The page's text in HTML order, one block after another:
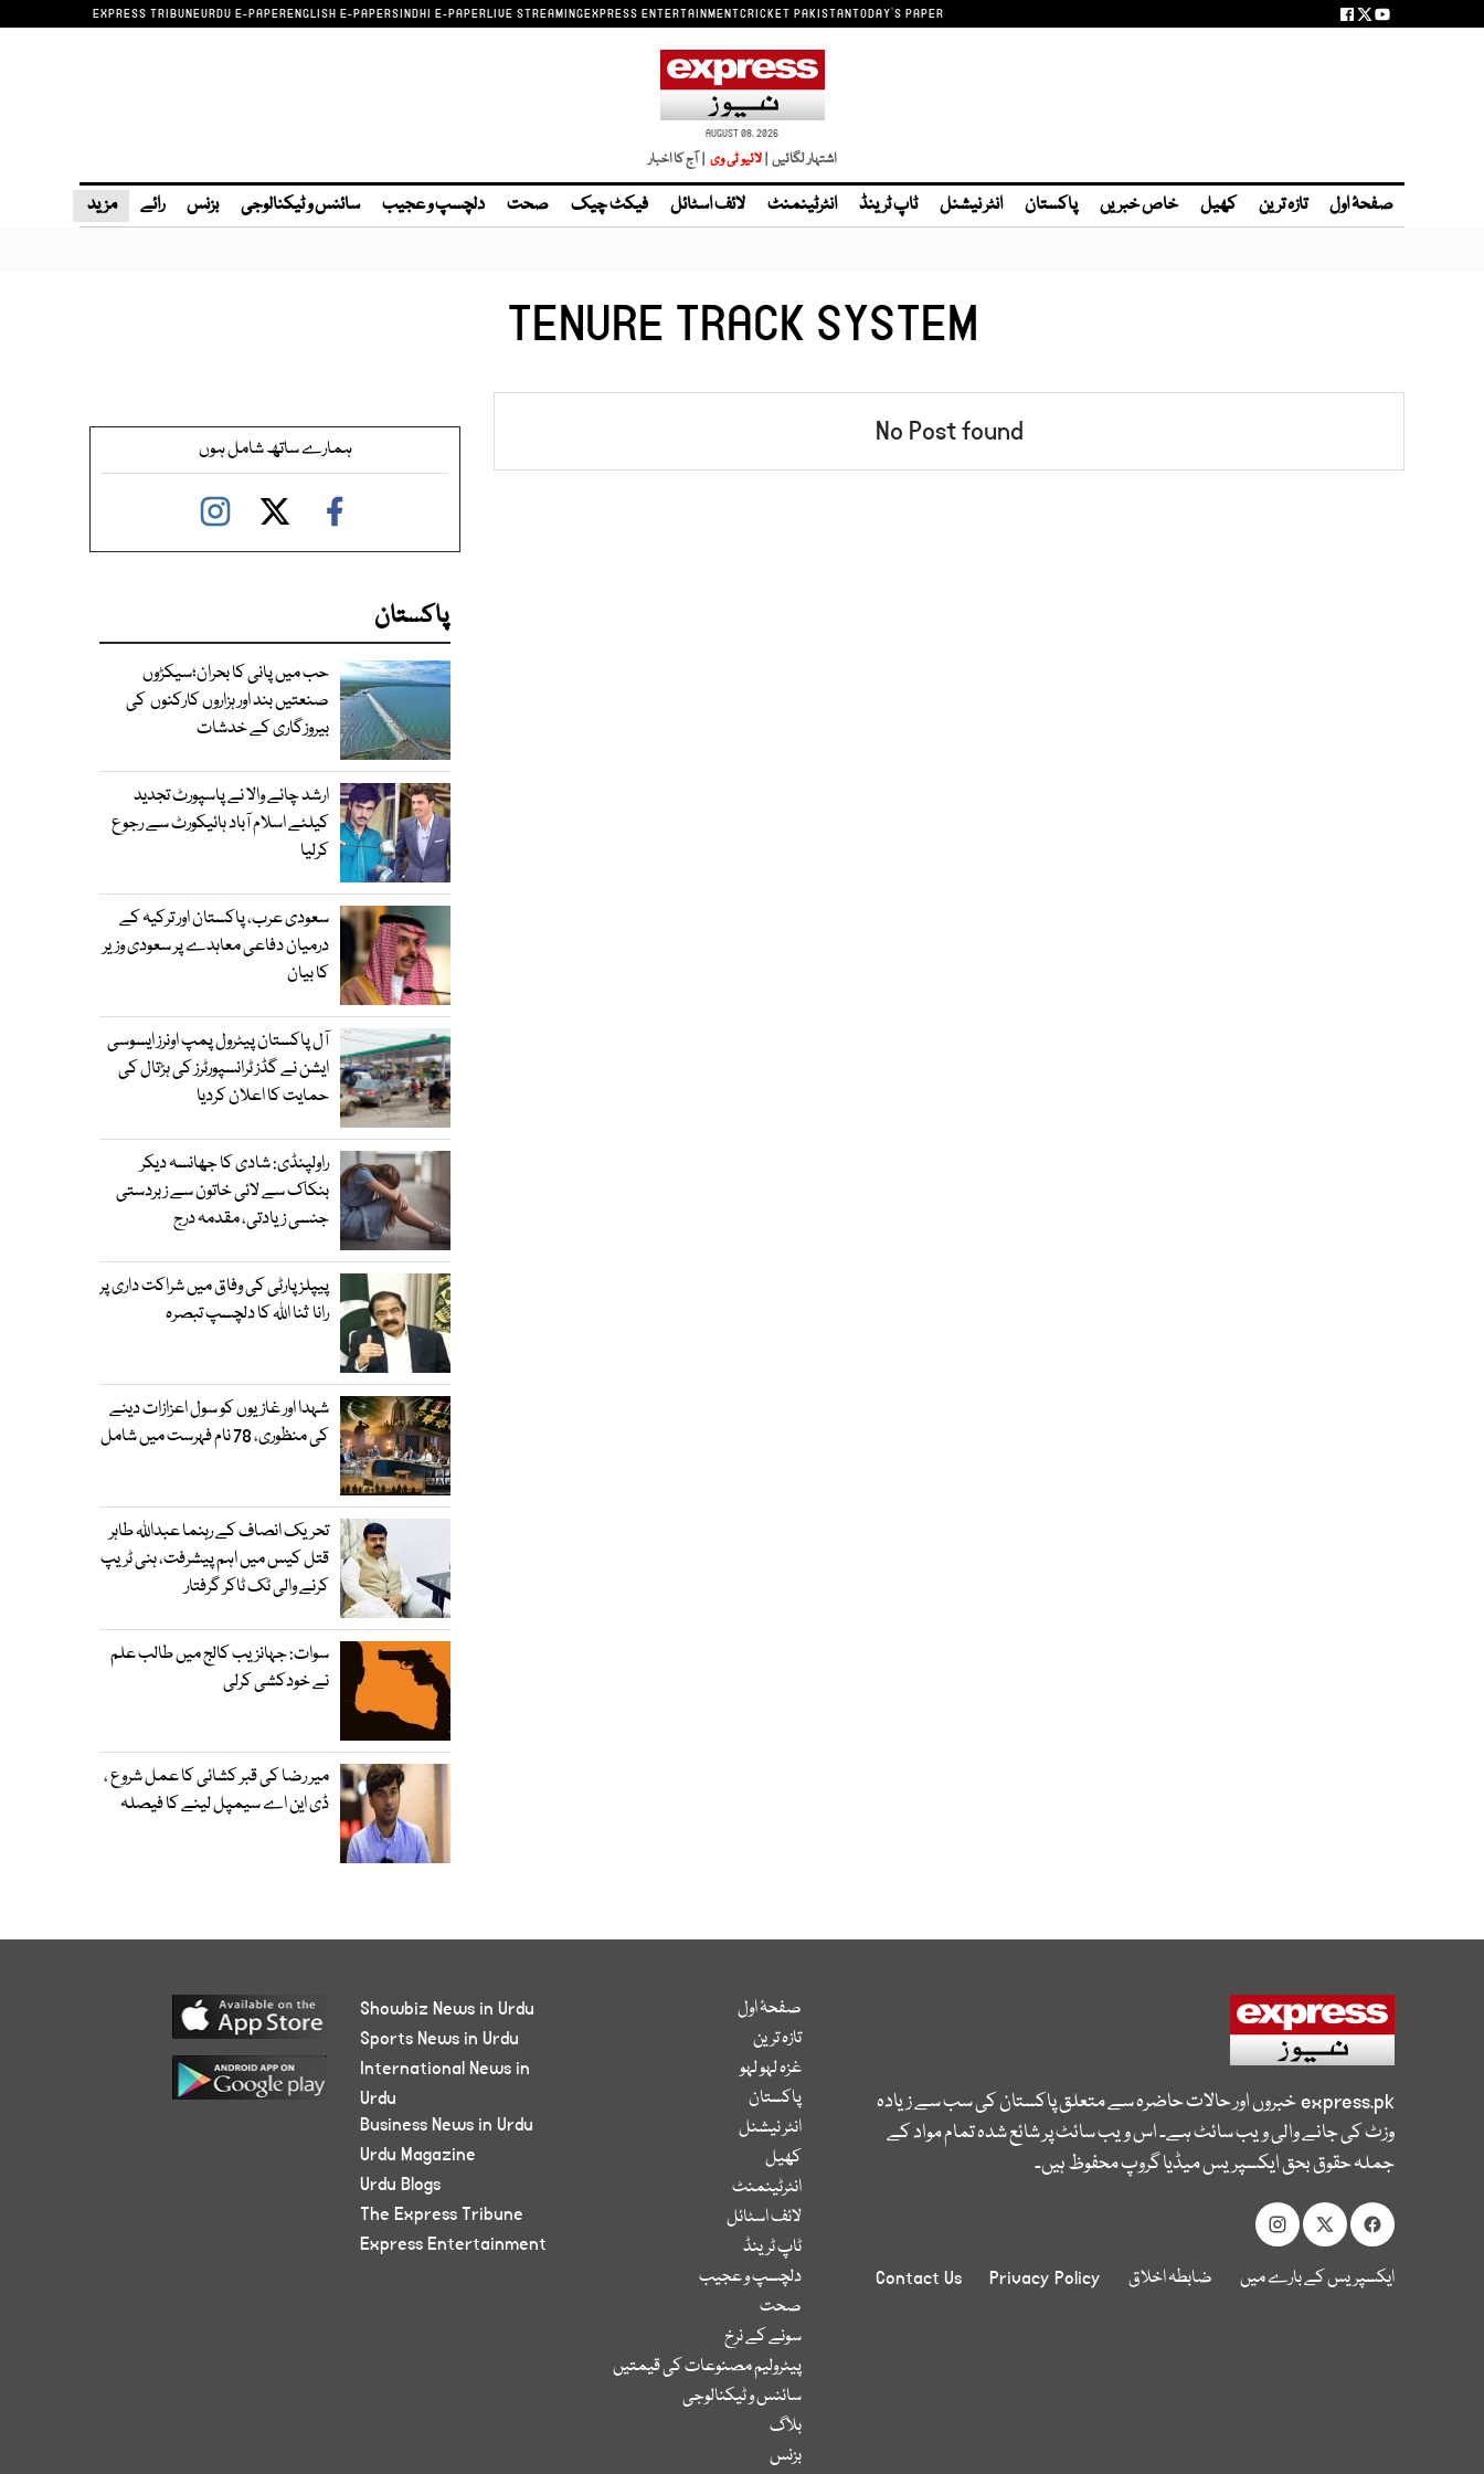
EXPRESS TRIBUNEURDU E-PAPERENGLISH E-PAPERSINDHI E-PAPERLIVE STREAMINGEXPRESS ENTERTAINMENTCRICKET PAKISTANTODAY'S PAPER
AUGUST 08, 2026
اشتہار لگائیں | | آج کا اخبار
صفحۂ اول تازہ ترین کھیل خاص خبریں پاکستان انٹر نیشنل ٹاپ ٹرینڈ انٹرٹینمنٹ لائف اسٹائل فیکٹ چیک صحت دلچسپ و عجیب سائنس و ٹیکنالوجی بزنس رائے مزید
TENURE TRACK SYSTEM
No Post found ہمارے ساتھ شامل ہوں
پاکستان
حب میں پانی کا بحران؛سیکڑوں
صنعتیں بند اور ہزاروں کارکنوں کی
بیروزگاری کے خدشات
ارشد چائے والا نے پاسپورٹ تجدید
کیلئے اسلام آباد ہائیکورٹ سے رجوع
کرلیا
سعودی عرب، پاکستان اور ترکیہ کے
درمیان دفاعی معاہدے پر سعودی وزیر
کا بیان
آل پاکستان پیٹرول پمپ اونرز ایسوسی
ایشن نے گڈز ٹرانسپورٹرز کی ہڑتال کی
حمایت کا اعلان کردیا
راولپنڈی: شادی کا جھانسہ دیکر
بنکاک سے لائی خاتون سے زبردستی
جنسی زیادتی، مقدمہ درج
پیپلز پارٹی کی وفاق میں شراکت داری پر
رانا ثنا اللہ کا دلچسپ تبصرہ
شہدا اور غازیوں کو سول اعزازات دینے
کی منظوری، 78 نام فہرست میں شامل
تحریک انصاف کے رہنما عبداللہ طاہر
قتل کیس میں اہم پیشرفت، ہنی ٹریپ
کرنے والی ٹک ٹاکر گرفتار
سوات: جہانزیب کالج میں طالب علم
نے خودکشی کرلی
میر رضا کی قبر کشائی کا عمل شروع ،
ڈی این اے سیمپل لینے کا فیصلہ
express.pkخبروں اور حالات حاضرہ سے متعلق پاکستان کی سب سے زیادہ
وزٹ کی جانے والی ویب سائٹ ہے۔ اس ویب سائٹ پر شائع شدہ تمام مواد کے
جملہ حقوق بحق ایکسپریس میڈیا گروپ محفوظ ہیں۔
ایکسپریس کے بارے میں ضابطہ اخلاق Privacy Policy
Contact Us
صفحۂ اول
تازہ ترین
غزہ لہو لہو
پاکستان
انٹر نیشنل
کھیل
انٹرٹینمنٹ
لائف اسٹائل
ٹاپ ٹرینڈ
دلچسپ و عجیب
صحت
سونے کے نرخ
پیٹرولیم مصنوعات کی قیمتیں
سائنس و ٹیکنالوجی
بلاگ
بزنس
Showbiz News in Urdu
Sports News in Urdu
International News in
Urdu
Business News in Urdu
Urdu Magazine
Urdu Blogs
The Express Tribune
Express Entertainment